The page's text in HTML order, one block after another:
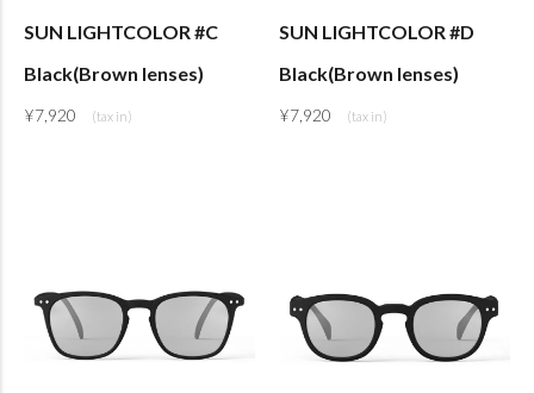
SUN LIGHTCOLOR #C
Black(Brown lenses)
¥7,920
SUN LIGHTCOLOR #D
Black(Brown lenses)
¥7,920